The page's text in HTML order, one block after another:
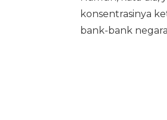
konsentrasinya
bank-bank